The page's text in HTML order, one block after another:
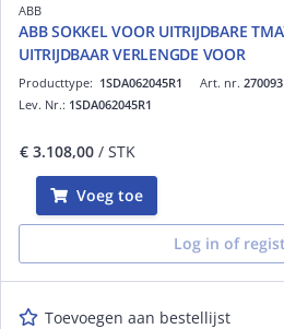
ABB
ABB SOKKEL VOOR UITRIJDBARE
UITRIJDBAAR VERLENGDE VOOR
Art. nr.
Producttype: 1SDA062045R1
Lev. Nr.: 1SDA062045R1
€ 3.108,00 / STK
Voeg toe
Log in of
Toevoegen aan bestellijst